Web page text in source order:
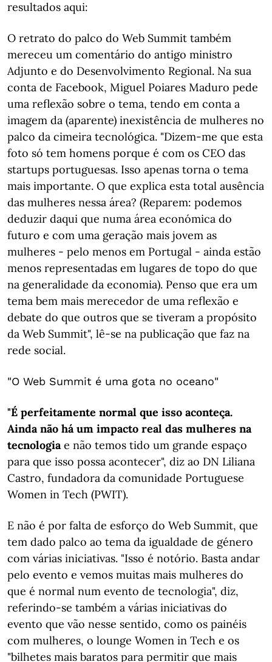
resultados aqui:
O retrato do palco do Web Summit também
mereceu um comentário do antigo ministro
Adjunto e do Desenvolvimento Regional. Na sua
conta de Facebook, Miguel Poiares Maduro pede
uma reflexão sobre o tema, tendo em conta a
imagem da (aparente) inexistência de mulheres no
palco da cimeira tecnológica. "Dizem-me que esta
foto só tem homens porque é com os CEO das
startups portuguesas. Isso apenas torna o tema
mais importante. O que explica esta total ausência
das mulheres nessa área? (Reparem: podemos
deduzir daqui que numa área económica do
futuro e com uma geração mais jovem as
mulheres - pelo menos em Portugal - ainda estão
menos representadas em lugares de topo do que
na generalidade da economia). Penso que era um
tema bem mais merecedor de uma reflexão e
debate do que outros que se tiveram a propósito
da Web Summit", lê-se na publicação que faz na
rede social.
"O Web Summit é uma gota no oceano"
"É perfeitamente normal que isso aconteça.
Ainda não há um impacto real das mulheres na
tecnologiae não temos tido um grande espaço
para que isso possa acontecer", diz ao DN Liliana
Castro, fundadora da comunidade Portuguese
Women in Tech (PWIT).
E não é por falta de esforço do Web Summit, que
tem dado palco ao tema da igualdade de género
com várias iniciativas. "Isso é notório. Basta andar
pelo evento e vemos muitas mais mulheres do
que é normal num evento de tecnologia", diz,
referindo-se também a várias iniciativas do
evento que vão nesse sentido, como os painéis
com mulheres, o lounge Women in Tech e os
"bilhetes mais baratos para permitir que mais